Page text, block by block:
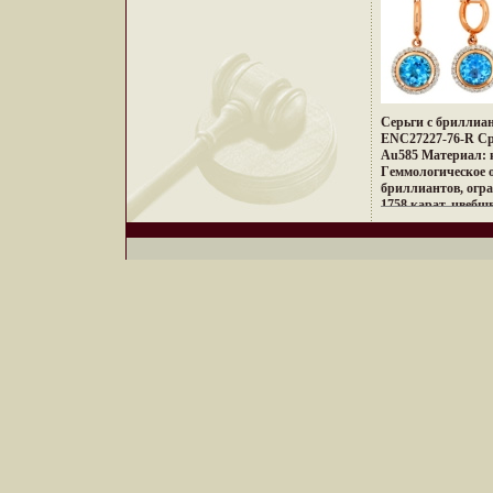
лаконичностью,
неповторимый и
стиль.
также
за ювелирными
GE069 Средний
Материал:
огранка круг 57
diamonds —
каждом изделии
hot diamonds
Традиционно,
считается
ателье hot
Серьги с
ENC27227-76-R
Au585 Материал:
Гeммологическое
бриллиантов,
1758 карат,
топаза, вес 946